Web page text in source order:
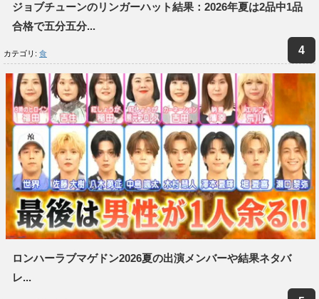
ジョブチューンのリンガーハット結果：2026年夏は2品中1品
合格で五分五分...
カテゴリ: 食
ロンハーラブマゲドン2026夏の出演メンバーや結果ネタバ
レ...